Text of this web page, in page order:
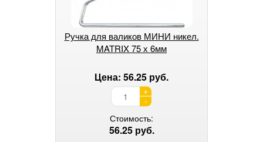
Ручка для валиков МИНИ никел.
MATRIX 75 х 6мм
Цена: 56.25 руб.
+
-
Стоимость:
56.25 руб.